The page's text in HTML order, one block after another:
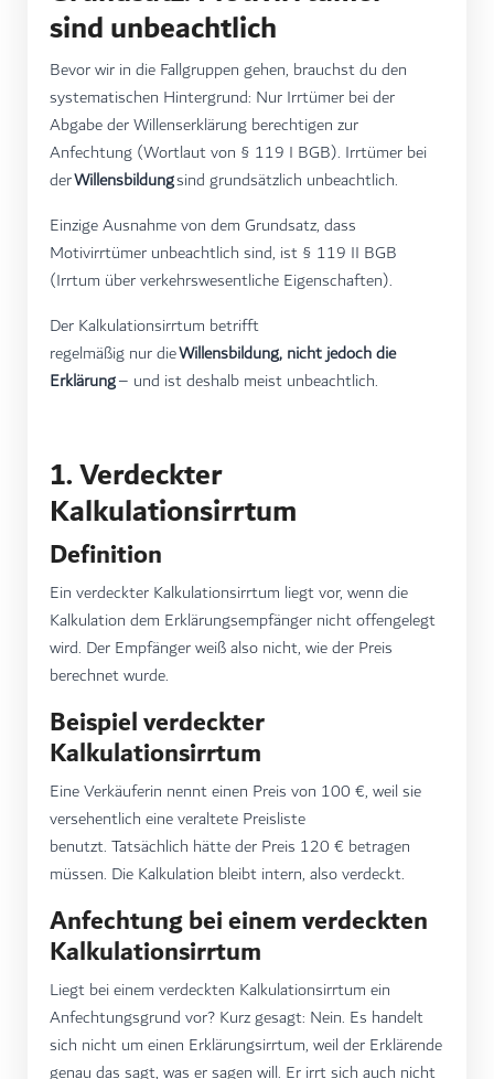
sind unbeachtlich
Bevor wir in die Fallgruppen gehen, brauchst du den
systematischen Hintergrund: Nur Irrtümer bei der
Abgabe der Willenserklärung berechtigen zur
Anfechtung (Wortlaut von § 119 I BGB). Irrtümer bei
derWillensbildungsind grundsätzlich unbeachtlich.
Einzige Ausnahme von dem Grundsatz, dass
Motivirrtümer unbeachtlich sind, ist § 119 II BGB
(Irrtum über verkehrswesentliche Eigenschaften).
Der Kalkulationsirrtum betrifft
regelmäßig nur dieWillensbildung, nicht jedoch die
Erklärung– und ist deshalb meist unbeachtlich.
1. Verdeckter
Kalkulationsirrtum
Definition
Ein verdeckter Kalkulationsirrtum liegt vor, wenn die
Kalkulation dem Erklärungsempfänger nicht offengelegt
wird. Der Empfänger weiß also nicht, wie der Preis
berechnet wurde.
Beispiel verdeckter
Kalkulationsirrtum
Eine Verkäuferin nennt einen Preis von 100 €, weil sie
versehentlich eine veraltete Preisliste
benutzt. Tatsächlich hätte der Preis 120 € betragen
müssen. Die Kalkulation bleibt intern, also verdeckt.
Anfechtung bei einem verdeckten
Kalkulationsirrtum
Liegt bei einem verdeckten Kalkulationsirrtum ein
Anfechtungsgrund vor? Kurz gesagt: Nein. Es handelt
sich nicht um einen Erklärungsirrtum, weil der Erklärende
genau das sagt, was er sagen will. Er irrt sich auch nicht